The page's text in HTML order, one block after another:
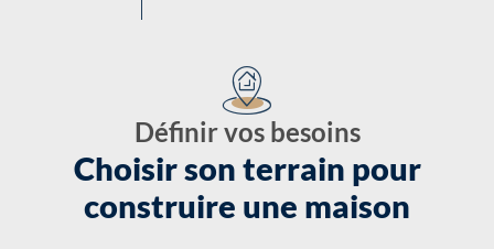
Définir vos besoins
Choisir son terrain pour
construire une maison